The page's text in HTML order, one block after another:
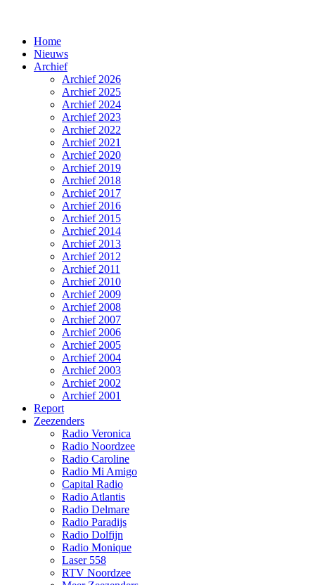
Home
Nieuws
Archief
Archief 2026
Archief 2025
Archief 2024
Archief 2023
Archief 2022
Archief 2021
Archief 2020
Archief 2019
Archief 2018
Archief 2017
Archief 2016
Archief 2015
Archief 2014
Archief 2013
Archief 2012
Archief 2011
Archief 2010
Archief 2009
Archief 2008
Archief 2007
Archief 2006
Archief 2005
Archief 2004
Archief 2003
Archief 2002
Archief 2001
Report
Zeezenders
Radio Veronica
Radio Noordzee
Radio Caroline
Radio Mi Amigo
Capital Radio
Radio Atlantis
Radio Delmare
Radio Paradijs
Radio Dolfijn
Radio Monique
Laser 558
RTV Noordzee